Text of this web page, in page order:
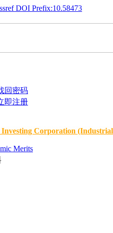
DOI Prefix:10.58473
回密码
即注册
Corporation
Merits